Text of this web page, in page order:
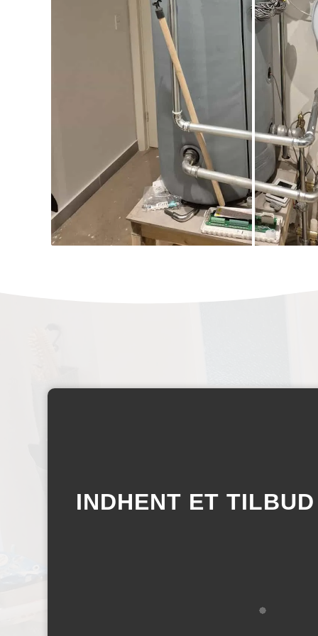
INDHENT ET TILBUD